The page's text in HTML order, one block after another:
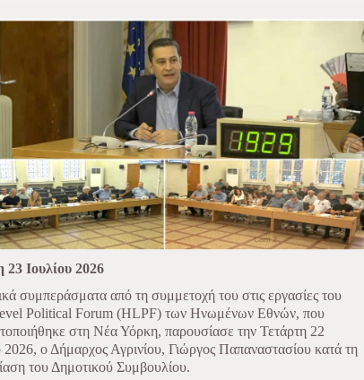
23 Ιουλίου 2026
συμπεράσματα από τη συμμετοχή του στις εργασίες του
Political Forum (HLPF) των Ηνωμένων Εθνών, που
στη Νέα Υόρκη, παρουσίασε την Τετάρτη 22
2026, ο Δήμαρχος Αγρινίου, Γιώργος Παπαναστασίου κατά τη
του Δημοτικού Συμβουλίου.